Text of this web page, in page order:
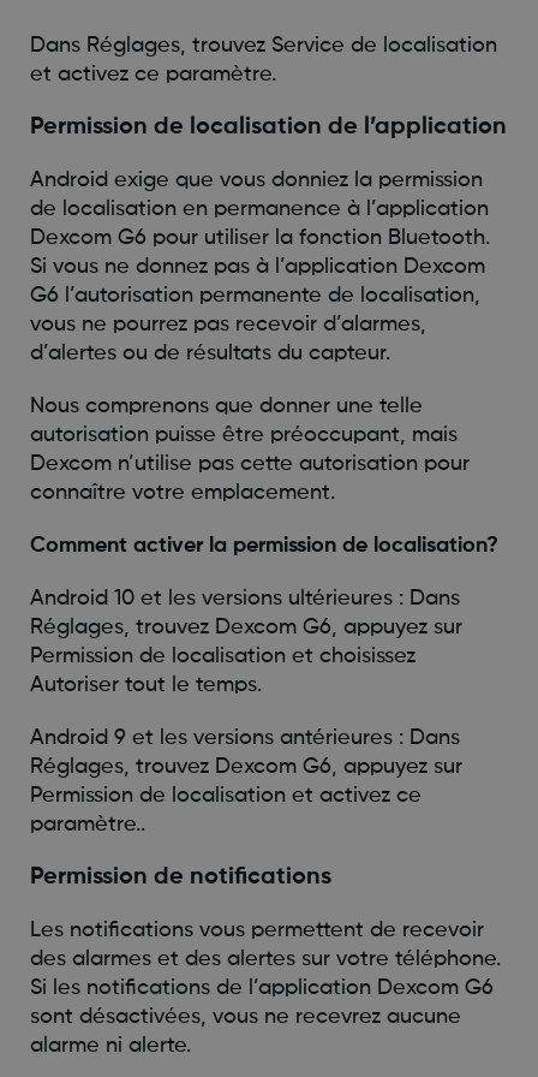
Dans Réglages, trouvez Service de localisation
et activez ce paramètre.
Permission de localisation de l’application
Android exige que vous donniez la permission
de localisation en permanence à l’application
Dexcom G6 pour utiliser la fonction Bluetooth.
Si vous ne donnez pas à l’application Dexcom
G6 l’autorisation permanente de localisation,
vous ne pourrez pas recevoir d’alarmes,
d’alertes ou de résultats du capteur.
Nous comprenons que donner une telle
autorisation puisse être préoccupant, mais
Dexcom n’utilise pas cette autorisation pour
connaître votre emplacement.
Comment activer la permission de localisation?
Android 10 et les versions ultérieures : Dans
Réglages, trouvez Dexcom G6, appuyez sur
Permission de localisation et choisissez
Autoriser tout le temps.
Android 9 et les versions antérieures : Dans
Réglages, trouvez Dexcom G6, appuyez sur
Permission de localisation et activez ce
paramètre..
Permission de notifications
Les notifications vous permettent de recevoir
des alarmes et des alertes sur votre téléphone.
Si les notifications de l’application Dexcom G6
sont désactivées, vous ne recevrez aucune
alarme ni alerte.